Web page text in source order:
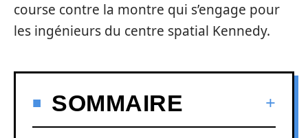
course contre la montre qui s’engage pour
les ingénieurs du centre spatial Kennedy.
SOMMAIRE